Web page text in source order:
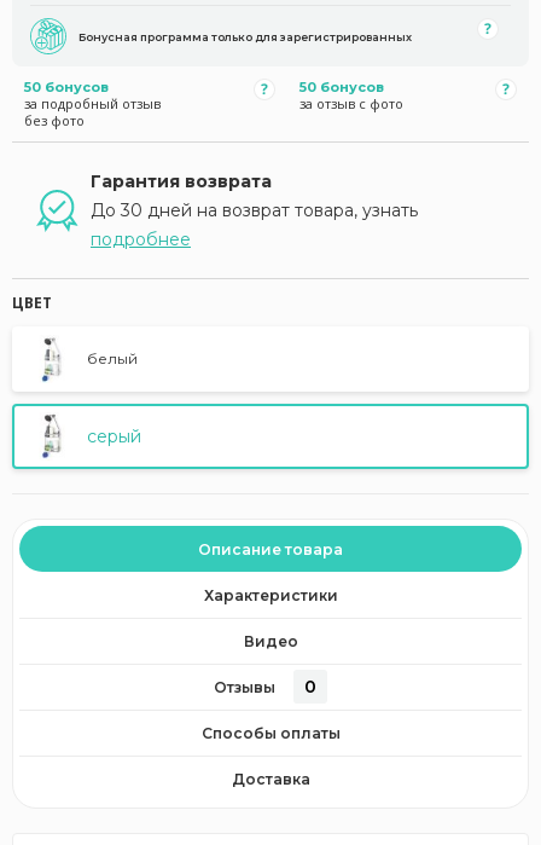
Бонусная программа только для зарегистрированных
50 бонусов
за подробный отзыв
без фото
50 бонусов
за отзыв с фото
Гарантия возврата
До 30 дней на возврат товара, узнать
подробнее
ЦВЕТ
белый
серый
Описание товара
Характеристики
Видео
Отзывы 0
Способы оплаты
Доставка